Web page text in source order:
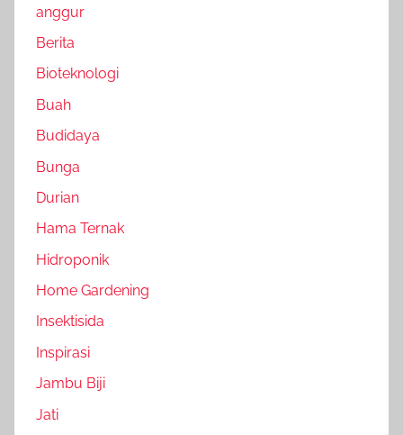
anggur
Berita
Bioteknologi
Buah
Budidaya
Bunga
Durian
Hama Ternak
Hidroponik
Home Gardening
Insektisida
Inspirasi
Jambu Biji
Jati